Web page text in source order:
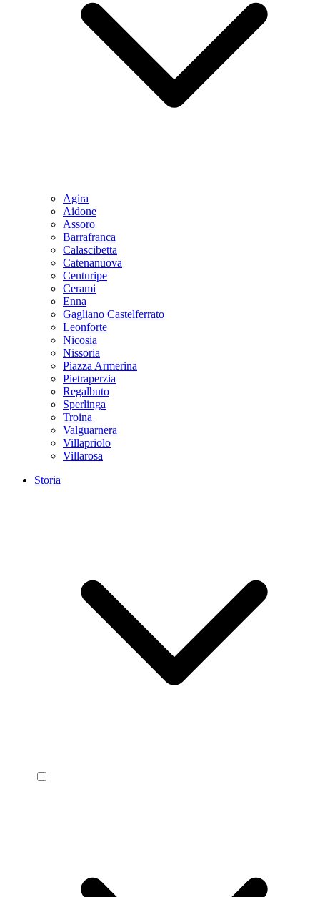
Agira
Aidone
Assoro
Barrafranca
Calascibetta
Catenanuova
Centuripe
Cerami
Enna
Gagliano Castelferrato
Leonforte
Nicosia
Nissoria
Piazza Armerina
Pietraperzia
Regalbuto
Sperlinga
Troina
Valguarnera
Villapriolo
Villarosa
Storia